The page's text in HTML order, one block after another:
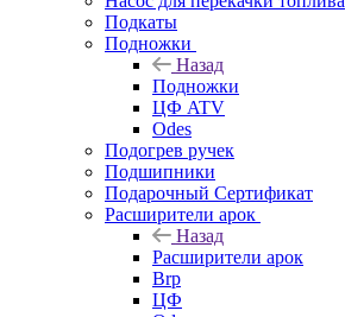
Подкаты
Подножки
Назад
Подножки
ЦФ ATV
Odes
Подогрев ручек
Подшипники
Подарочный Сертификат
Расширители арок
Назад
Расширители арок
Brp
ЦФ